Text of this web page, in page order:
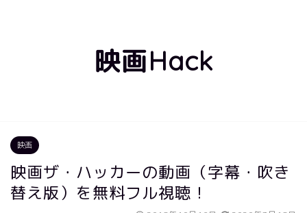
映画Hack
映画
映画ザ・ハッカーの動画（字幕・吹き
替え版）を無料フル視聴！